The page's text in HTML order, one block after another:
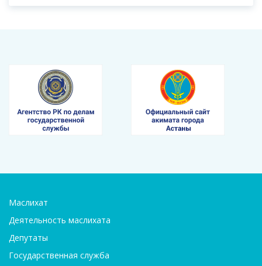
Маслихат
Деятельность маслихата
Депутаты
Государственная служба